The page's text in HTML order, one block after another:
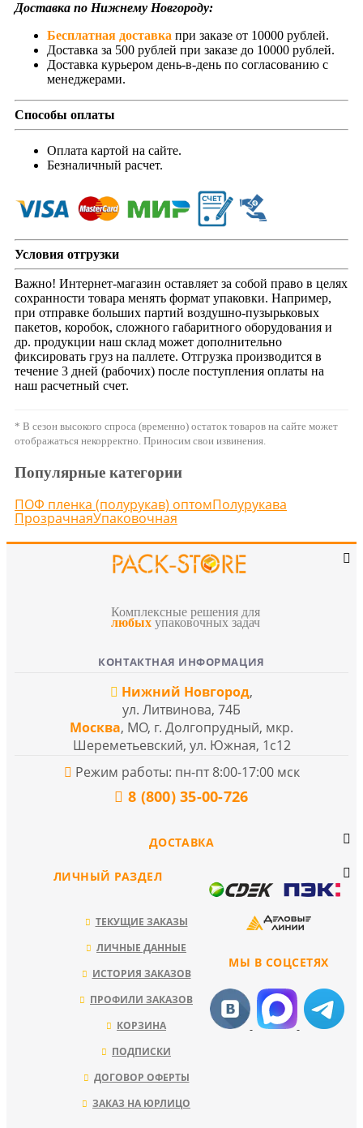
Доставка по Нижнему Новгороду:
Бесплатная доставка при заказе от 10000 рублей.
Доставка за 500 рублей при заказе до 10000 рублей.
Доставка курьером день-в-день по согласованию с
менеджерами.
Способы оплаты
Оплата картой на сайте.
Безналичный расчет.
Условия отгрузки
Важно! Интернет-магазин оставляет за собой право в целях
сохранности товара менять формат упаковки. Например,
при отправке больших партий воздушно-пузырьковых
пакетов, коробок, сложного габаритного оборудования и
др. продукции наш склад может дополнительно
фиксировать груз на паллете. Отгрузка производится в
течение 3 дней (рабочих) после поступления оплаты на
наш расчетный счет.
* В сезон высокого спроса (временно) остаток товаров на сайте может
отображаться некорректно. Приносим свои извинения.
Популярные категории
ПОФ пленка (полурукав) оптомПолурукава
ПрозрачнаяУпаковочная
Комплексные решения для
любых упаковочных задач
КОНТАКТНАЯ ИНФОРМАЦИЯ
Нижний Новгород,
ул. Литвинова, 74Б
Москва, МО, г. Долгопрудный, мкр.
Шереметьевский, ул. Южная, 1с12
Режим работы: пн-пт 8:00-17:00 мск
8 (800) 35-00-726
ДОСТАВКА
МЫ В СОЦСЕТЯХ
ЛИЧНЫЙ РАЗДЕЛ
ТЕКУЩИЕ ЗАКАЗЫ
ЛИЧНЫЕ ДАННЫЕ
ИСТОРИЯ ЗАКАЗОВ
ПРОФИЛИ ЗАКАЗОВ
КОРЗИНА
ПОДПИСКИ
ДОГОВОР ОФЕРТЫ
ЗАКАЗ НА ЮРЛИЦО